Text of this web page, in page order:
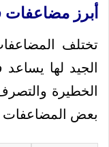
أبرز مضاعفات
تختلف
الجيد لها
الخطيرة
بعض المضاعفات